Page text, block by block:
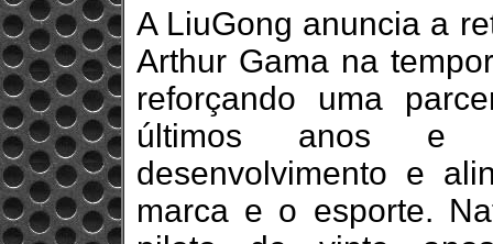
A LiuGong anuncia a
Arthur Gama na
reforçando uma
últimos anos e
desenvolvimento e
marca e o esporte.